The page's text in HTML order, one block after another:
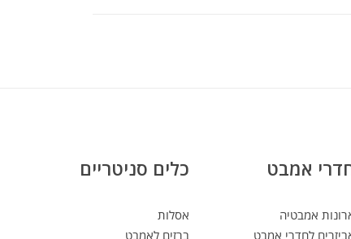
אמבט
אמבטיה
לחדרי אמבט
כלים סניטריים
אסלות
ברזים לאמבט